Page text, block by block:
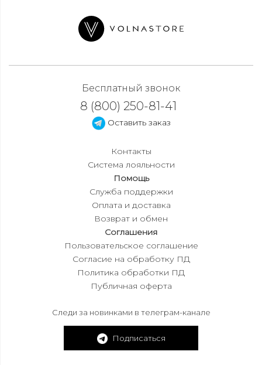
Бесплатный звонок
8 (800) 250-81-41
Оставить заказ
Контакты
Система лояльности
Помощь
Служба поддержки
Оплата и доставка
Возврат и обмен
Соглашения
Пользовательское соглашение
Согласие на обработку ПД
Политика обработки ПД
Публичная оферта
Следи за новинками в телеграм-канале
Подписаться